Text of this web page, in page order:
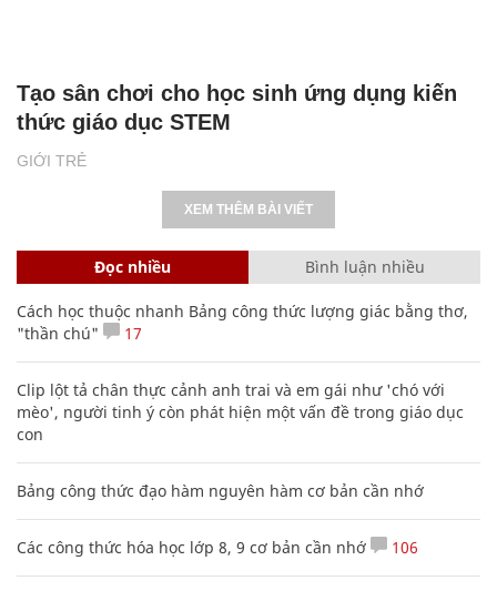
GIỚI TRẺ
Tạo sân chơi cho học sinh ứng dụng kiến
thức giáo dục STEM
XEM THÊM BÀI VIẾT
Đọc nhiều Bình luận nhiều
Cách học thuộc nhanh Bảng công thức lượng giác bằng thơ,
"thần chú"
17
Clip lột tả chân thực cảnh anh trai và em gái như 'chó với
mèo', người tinh ý còn phát hiện một vấn đề trong giáo dục
con
Bảng công thức đạo hàm nguyên hàm cơ bản cần nhớ
Các công thức hóa học lớp 8, 9 cơ bản cần nhớ 106